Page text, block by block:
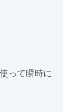
って瞬時に